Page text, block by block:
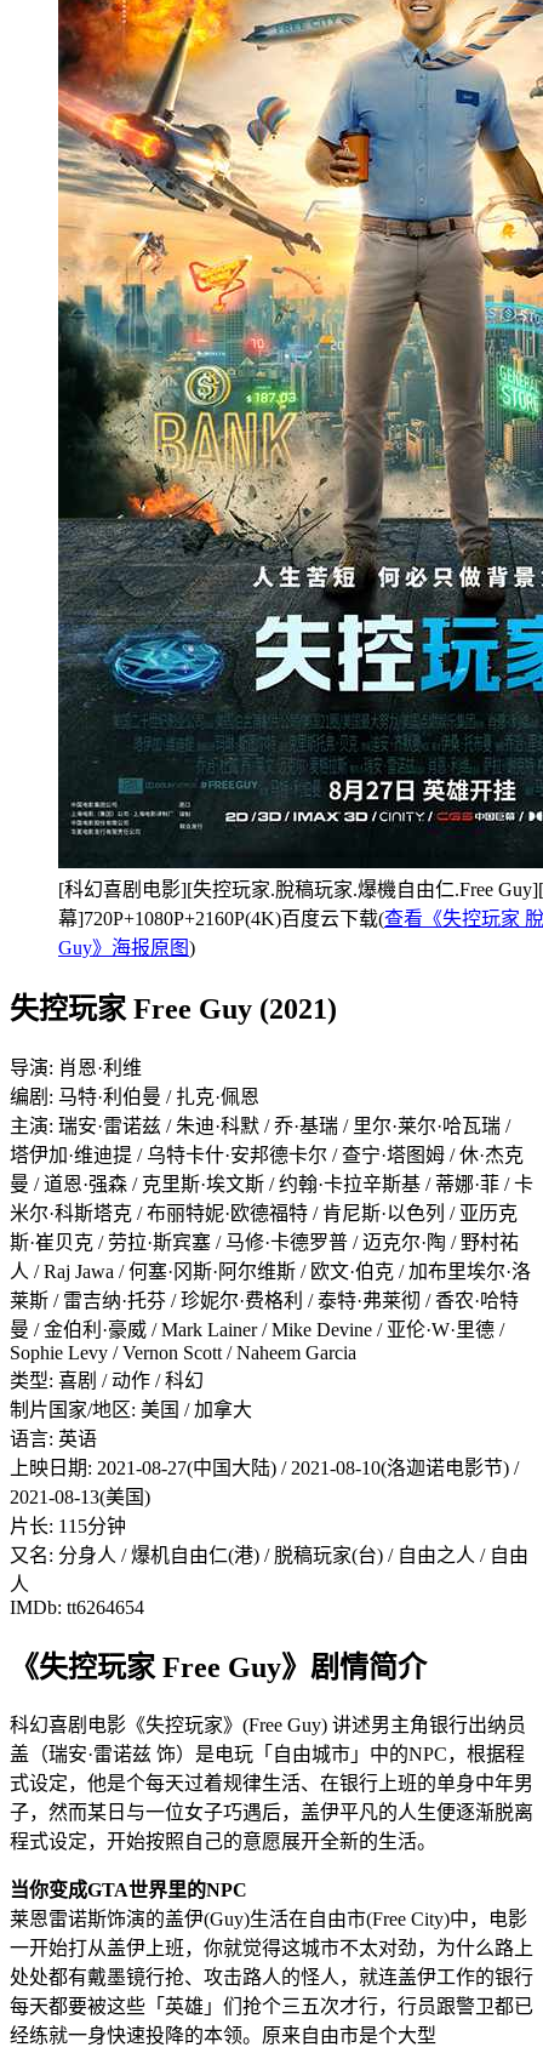
[科幻喜剧电影][失控玩家.脫稿玩家.爆機自由仁.Free
幕]720P+1080P+2160P(4K)百度云下载(查看《失控玩家
Guy》海报原图)
失控玩家 Free Guy (2021)
导演: 肖恩·利维
编剧: 马特·利伯曼 / 扎克·佩恩
主演: 瑞安·雷诺兹 / 朱迪·科默 / 乔·基瑞 / 里尔·莱尔·哈瓦瑞 /
塔伊加·维迪提 / 乌特卡什·安邦德卡尔 / 查宁·塔图姆 / 休·杰克
曼 / 道恩·强森 / 克里斯·埃文斯 / 约翰·卡拉辛斯基 / 蒂娜·菲 / 卡
米尔·科斯塔克 / 布丽特妮·欧德福特 / 肯尼斯·以色列 / 亚历克
斯·崔贝克 / 劳拉·斯宾塞 / 马修·卡德罗普 / 迈克尔·陶 / 野村祐
人 / Raj Jawa / 何塞·冈斯·阿尔维斯 / 欧文·伯克 / 加布里埃尔·洛
莱斯 / 雷吉纳·托芬 / 珍妮尔·费格利 / 泰特·弗莱彻 / 香农·哈特
曼 / 金伯利·豪威 / Mark Lainer / Mike Devine / 亚伦·W·里德 /
Sophie Levy / Vernon Scott / Naheem Garcia
类型: 喜剧 / 动作 / 科幻
制片国家/地区: 美国 / 加拿大
语言: 英语
上映日期: 2021-08-27(中国大陆) / 2021-08-10(洛迦诺电影节) /
2021-08-13(美国)
片长: 115分钟
又名: 分身人 / 爆机自由仁(港) / 脱稿玩家(台) / 自由之人 / 自由
人
IMDb: tt6264654
《失控玩家 Free Guy》剧情简介
科幻喜剧电影《失控玩家》(Free Guy) 讲述男主角银行出纳员
盖（瑞安·雷诺兹 饰）是电玩「自由城市」中的NPC，根据程
式设定，他是个每天过着规律生活、在银行上班的单身中年男
子，然而某日与一位女子巧遇后，盖伊平凡的人生便逐渐脱离
程式设定，开始按照自己的意愿展开全新的生活。
当你变成GTA世界里的NPC
莱恩雷诺斯饰演的盖伊(Guy)生活在自由市(Free City)中，电影
一开始打从盖伊上班，你就觉得这城市不太对劲，为什么路上
处处都有戴墨镜行抢、攻击路人的怪人，就连盖伊工作的银行
每天都要被这些「英雄」们抢个三五次才行，行员跟警卫都已
经练就一身快速投降的本领。原来自由市是个大型